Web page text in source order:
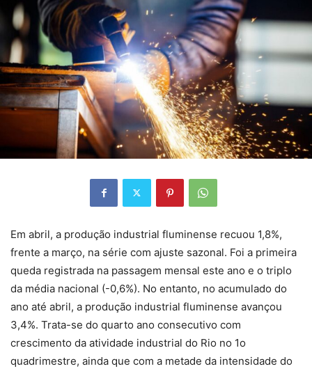
Em abril, a produção industrial fluminense recuou 1,8%,
frente a março, na série com ajuste sazonal. Foi a primeira
queda registrada na passagem mensal este ano e o triplo
da média nacional (-0,6%). No entanto, no acumulado do
ano até abril, a produção industrial fluminense avançou
3,4%. Trata-se do quarto ano consecutivo com
crescimento da atividade industrial do Rio no 1o
quadrimestre, ainda que com a metade da intensidade do